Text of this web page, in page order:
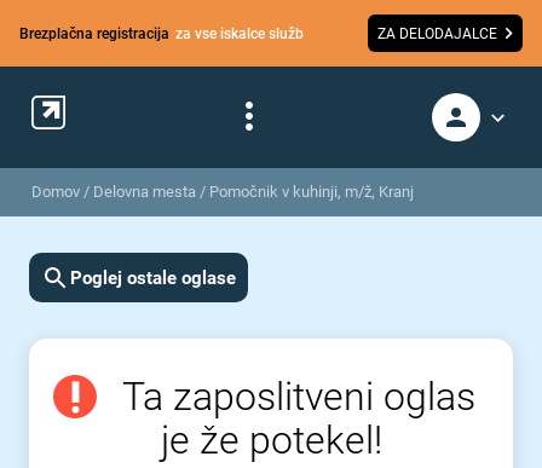
Brezplačna registracija za vse iskalce služb ZA DELODAJALCE
Domov / Delovna mesta / Pomočnik v kuhinji, m/ž, Kranj
Poglej ostale oglase
Ta zaposlitveni oglas
je že potekel!